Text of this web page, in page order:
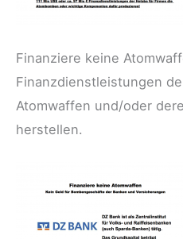
Finanziere keine
Finanzdienstleistungen
Atomwaffen und/oder
herstellen.